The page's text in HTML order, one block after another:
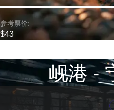
参考票价:
$43
岘港 -